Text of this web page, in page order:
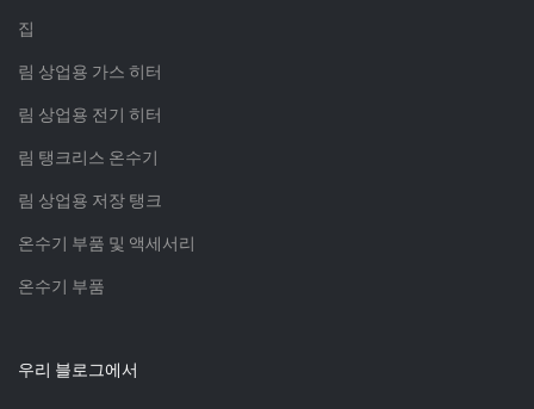
집
림 상업용 가스 히터
림 상업용 전기 히터
림 탱크리스 온수기
림 상업용 저장 탱크
온수기 부품 및 액세서리
온수기 부품
우리 블로그에서